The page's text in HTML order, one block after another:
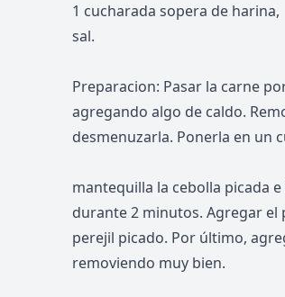
1 cucharada sopera de harina,
sal.
Preparacion: Pasar la carne
agregando algo de caldo.
desmenuzarla. Ponerla en un
mantequilla la cebolla picada
durante 2 minutos. Agregar el
perejil picado. Por último,
removiendo muy bien.